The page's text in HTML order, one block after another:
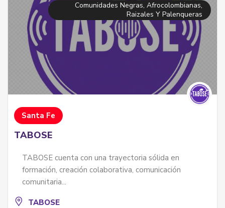
Comunidades Negras, Afrocolombianas,
Raizales Y Palenqueras
Santa Fe
TABOSE
TABOSE cuenta con una trayectoria sólida en
formación, creación colaborativa, comunicación
comunitaria...
TABOSE